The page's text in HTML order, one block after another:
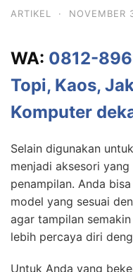
ARTIKEL · NOVEMBER
WA: 0812-
Topi, Kaos,
Komputer
Selain digunakan
menjadi aksesori
penampilan. Anda
model yang sesuai
agar tampilan
lebih percaya diri
Untuk Anda yang